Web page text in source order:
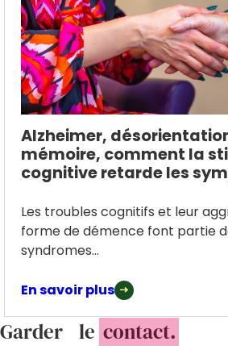
Alzheimer,
mémoire, comment la
cognitive retarde les
Les troubles cognitifs et leur
forme de démence font partie
syndromes...
En savoir plus
Garder le contact.